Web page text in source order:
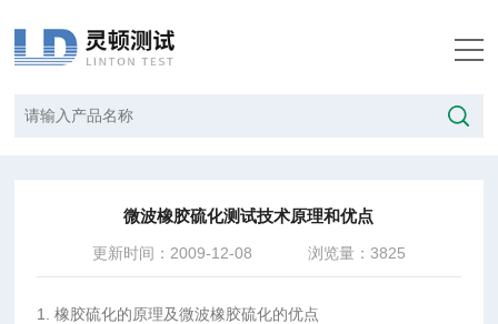
微波橡胶硫化测试技术原理和优点
更新时间：2009-12-08 浏览量：3825
1. 橡胶硫化的原理及微波橡胶硫化的优点